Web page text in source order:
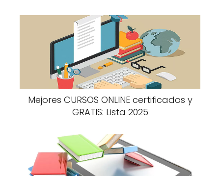
Mejores CURSOS ONLINE certificados y
GRATIS: Lista 2025